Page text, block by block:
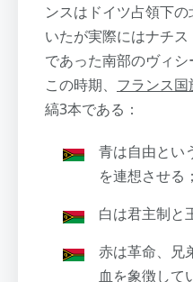
ンスはドイツ占領下
いたが実際にはナチ
であった南部のヴィシ
この時期、 フランス国
縞3本である：
青は自由とい
を連想させる；
白は君主制と
赤は革命、兄
血を象徴して